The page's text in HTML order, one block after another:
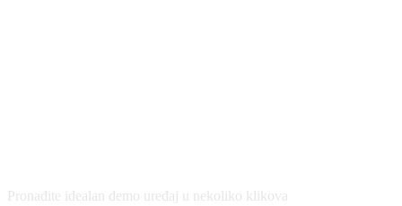
Pronađite idealan demo uređaj u nekoliko klikova